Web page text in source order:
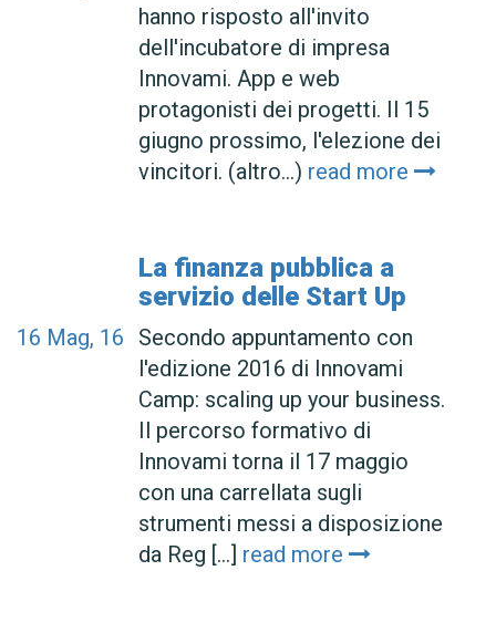
hanno risposto all'invito
dell'incubatore di impresa
Innovami. App e web
protagonisti dei progetti. Il 15
giugno prossimo, l'elezione dei
vincitori. (altro…) read more
La finanza pubblica a
servizio delle Start Up
16 Mag, 16
Secondo appuntamento con
l'edizione 2016 di Innovami
Camp: scaling up your business.
Il percorso formativo di
Innovami torna il 17 maggio
con una carrellata sugli
strumenti messi a disposizione
da Reg [...] read more